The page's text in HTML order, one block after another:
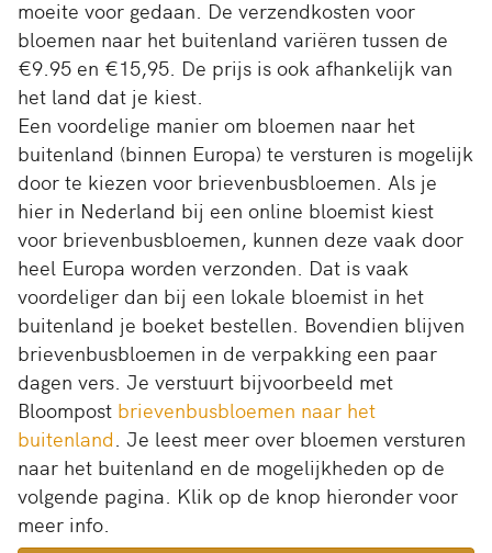
moeite voor gedaan. De verzendkosten voor
bloemen naar het buitenland variëren tussen de
€9.95 en €15,95. De prijs is ook afhankelijk van
het land dat je kiest.
Een voordelige manier om bloemen naar het
buitenland (binnen Europa) te versturen is mogelijk
door te kiezen voor brievenbusbloemen. Als je
hier in Nederland bij een online bloemist kiest
voor brievenbusbloemen, kunnen deze vaak door
heel Europa worden verzonden. Dat is vaak
voordeliger dan bij een lokale bloemist in het
buitenland je boeket bestellen. Bovendien blijven
brievenbusbloemen in de verpakking een paar
dagen vers. Je verstuurt bijvoorbeeld met
Bloompost brievenbusbloemen naar het
buitenland . Je leest meer over bloemen versturen
naar het buitenland en de mogelijkheden op de
volgende pagina. Klik op de knop hieronder voor
meer info.